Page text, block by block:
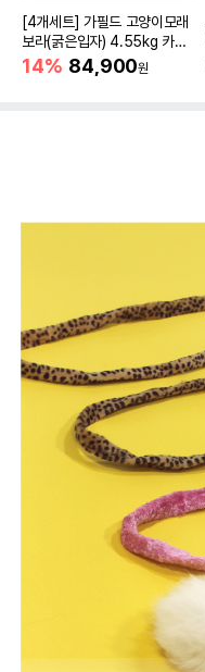
[4개세트] 가필드 고양이모래
보라(굵은입자) 4.55kg 카사
바모래
14% 84,900원